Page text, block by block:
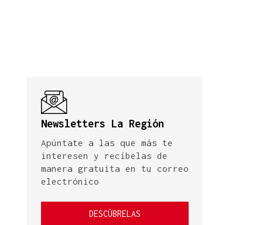
Newsletters La Región
Apúntate a las que más te
interesen y recíbelas de
manera gratuita en tu correo
electrónico
DESCÚBRELAS